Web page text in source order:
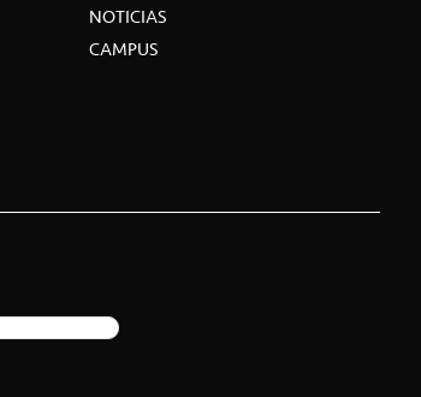
NOTICIAS
CAMPUS